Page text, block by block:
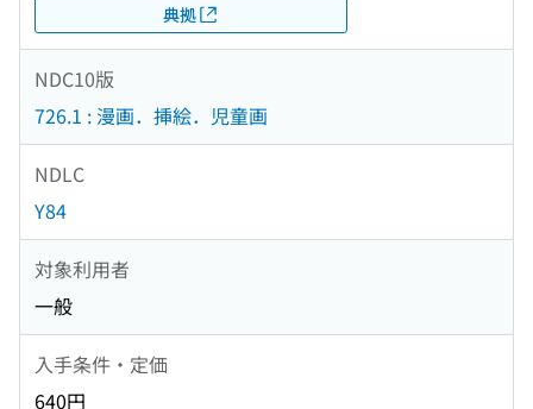
典拠
NDC10版
726.1 : 漫画．挿絵．児童画
NDLC
Y84
対象利用者
一般
入手条件・定価
640円